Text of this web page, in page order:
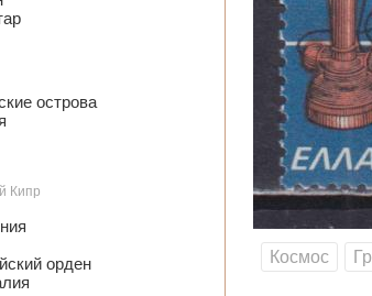
острова
Кипр
орден
Космос